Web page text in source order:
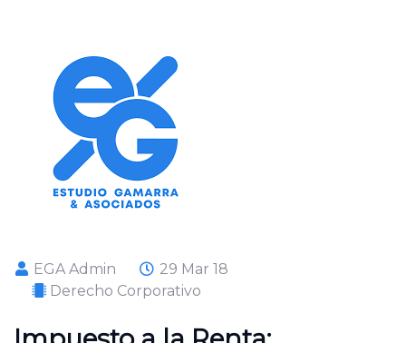
EGA Admin
29 Mar 18
Derecho Corporativo